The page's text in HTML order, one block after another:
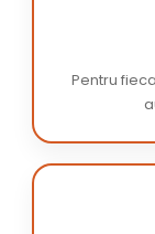
Pentru